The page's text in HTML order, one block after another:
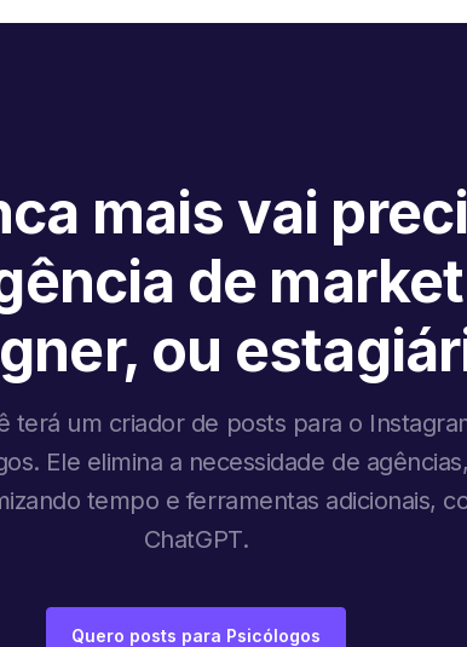
mais vai
de
ou
terá um criador de posts para o
Ele elimina a necessidade de
tempo e ferramentas adicionais,
ChatGPT.
Quero posts para Psicólogos